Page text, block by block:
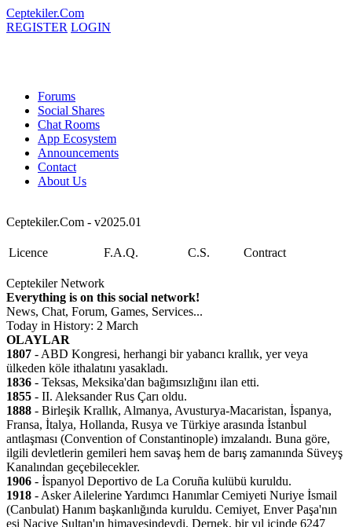
Ceptekiler.Com
REGISTER LOGIN
Forums
Social Shares
Chat Rooms
App Ecosystem
Announcements
Contact
About Us
Ceptekiler.Com - v2025.01
Licence F.A.Q. C.S. Contract
Ceptekiler Network
Everything is on this social network!
News, Chat, Forum, Games, Services...
Today in History: 2 March
OLAYLAR
1807 - ABD Kongresi, herhangi bir yabancı krallık, yer veya
ülkeden köle ithalatını yasakladı.
1836 - Teksas, Meksika'dan bağımsızlığını ilan etti.
1855 - II. Aleksander Rus Çarı oldu.
1888 - Birleşik Krallık, Almanya, Avusturya-Macaristan, İspanya,
Fransa, İtalya, Hollanda, Rusya ve Türkiye arasında İstanbul
antlaşması (Convention of Constantinople) imzalandı. Buna göre,
ilgili devletlerin gemileri hem savaş hem de barış zamanında Süveyş
Kanalından geçebilecekler.
1906 - İspanyol Deportivo de La Coruña kulübü kuruldu.
1918 - Asker Ailelerine Yardımcı Hanımlar Cemiyeti Nuriye İsmail
(Canbulat) Hanım başkanlığında kuruldu. Cemiyet, Enver Paşa'nın
eşi Naciye Sultan'ın himayesindeydi. Dernek, bir yıl içinde 6247